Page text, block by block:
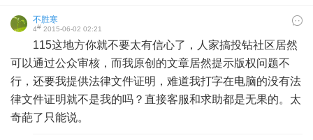
不胜寒
4# 2015-06-02 02:21
115这地方你就不要太有信心了，人家搞投钻社区居然
可以通过公众审核，而我原创的文章居然提示版权问题不
行，还要我提供法律文件证明，难道我打字在电脑的没有法
律文件证明就不是我的吗？直接客服和求助都是无果的。太
奇葩了只能说。